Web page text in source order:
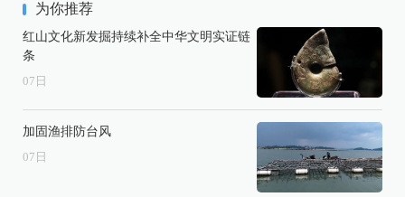
为你推荐
红山文化新发掘持续补全中华文明实证链
条
07 日
加固渔排防台风
07 日